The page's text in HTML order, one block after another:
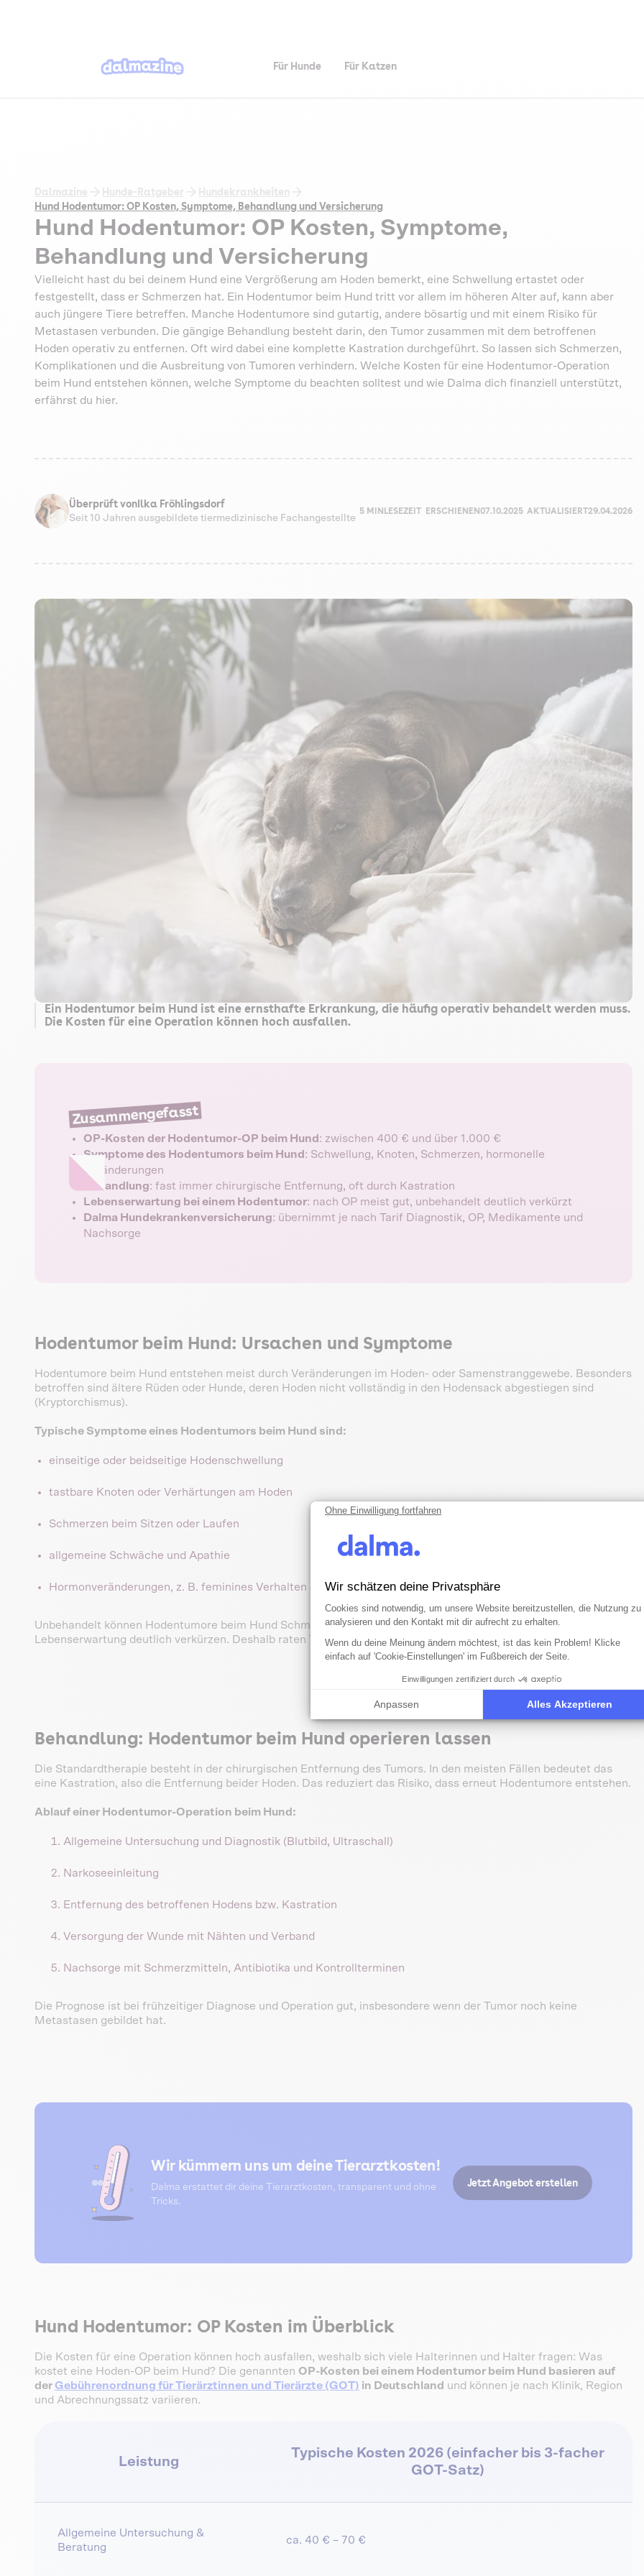
Für Hunde Für Katzen
Dalmazine Hunde-Ratgeber
Hundekrankheiten
Hund Hodentumor: OP Kosten, Symptome, Behandlung und Versicherung
Hund Hodentumor: OP Kosten, Symptome,
Behandlung und Versicherung
Vielleicht hast du bei deinem Hund eine Vergrößerung am Hoden bemerkt, eine Schwellung ertastet oder
festgestellt, dass er Schmerzen hat. Ein Hodentumor beim Hund tritt vor allem im höheren Alter auf, kann aber
auch jüngere Tiere betreffen. Manche Hodentumore sind gutartig, andere bösartig und mit einem Risiko für
Metastasen verbunden. Die gängige Behandlung besteht darin, den Tumor zusammen mit dem betroffenen
Hoden operativ zu entfernen. Oft wird dabei eine komplette Kastration durchgeführt. So lassen sich Schmerzen,
Komplikationen und die Ausbreitung von Tumoren verhindern. Welche Kosten für eine Hodentumor-Operation
beim Hund entstehen können, welche Symptome du beachten solltest und wie Dalma dich finanziell unterstützt,
erfährst du hier.
Überprüft von Ilka Fröhlingsdorf
Seit 10 Jahren ausgebildete tiermedizinische Fachangestellte
5 MIN LESEZEIT ERSCHIENEN07.10.2025 AKTUALISIERT29.04.2026
Ein Hodentumor beim Hund ist eine ernsthafte Erkrankung, die häufig operativ behandelt werden muss.
Die Kosten für eine Operation können hoch ausfallen.
Zusammengefasst
OP-Kosten der Hodentumor-OP beim Hund: zwischen 400 € und über 1.000 €
Symptome des Hodentumors beim Hund: Schwellung, Knoten, Schmerzen, hormonelle
Veränderungen
Behandlung: fast immer chirurgische Entfernung, oft durch Kastration
Lebenserwartung bei einem Hodentumor: nach OP meist gut, unbehandelt deutlich verkürzt
Dalma Hundekrankenversicherung: übernimmt je nach Tarif Diagnostik, OP, Medikamente und
Nachsorge
Hodentumor beim Hund: Ursachen und Symptome
Hodentumore beim Hund entstehen meist durch Veränderungen im Hoden- oder Samenstranggewebe. Besonders
betroffen sind ältere Rüden oder Hunde, deren Hoden nicht vollständig in den Hodensack abgestiegen sind
(Kryptorchismus).
Typische Symptome eines Hodentumors beim Hund sind:
einseitige oder beidseitige Hodenschwellung
tastbare Knoten oder Verhärtungen am Hoden
Schmerzen beim Sitzen oder Laufen
allgemeine Schwäche und Apathie
Hormonveränderungen, z. B. feminines Verhalten oder Fellveränderungen
Unbehandelt können Hodentumore beim Hund Schmerzen verursachen, Metastasen bilden und die
Lebenserwartung deutlich verkürzen. Deshalb raten Tierärztin oder Tierarzt fast immer zu einer Operation.
Behandlung: Hodentumor beim Hund operieren lassen
Die Standardtherapie besteht in der chirurgischen Entfernung des Tumors. In den meisten Fällen bedeutet das
eine Kastration, also die Entfernung beider Hoden. Das reduziert das Risiko, dass erneut Hodentumore entstehen.
Ablauf einer Hodentumor-Operation beim Hund:
Allgemeine Untersuchung und Diagnostik (Blutbild, Ultraschall)
Narkoseeinleitung
Entfernung des betroffenen Hodens bzw. Kastration
Versorgung der Wunde mit Nähten und Verband
Nachsorge mit Schmerzmitteln, Antibiotika und Kontrollterminen
Die Prognose ist bei frühzeitiger Diagnose und Operation gut, insbesondere wenn der Tumor noch keine
Metastasen gebildet hat.
Wir kümmern uns um deine Tierarztkosten!
Dalma erstattet dir deine Tierarztkosten, transparent und ohne
Tricks.
Jetzt Angebot erstellen
Hund Hodentumor: OP Kosten im Überblick
Die Kosten für eine Operation können hoch ausfallen, weshalb sich viele Halterinnen und Halter fragen: Was
kostet eine Hoden-OP beim Hund? Die genannten OP-Kosten bei einem Hodentumor beim Hund basieren auf
der Gebührenordnung für Tierärztinnen und Tierärzte (GOT) in Deutschland und können je nach Klinik, Region
und Abrechnungssatz variieren.
Leistung
Typische Kosten 2026 (einfacher bis 3-facher
GOT-Satz)
Allgemeine Untersuchung &
Beratung
ca. 40 € – 70 €
Ohne Einwilligung fortfahren
Wir schätzen deine Privatsphäre
Einwilligungsmanagementplattform:
Cookies sind notwendig, um unsere Website bereitzustellen, die Nutzung zu
analysieren und den Kontakt mit dir aufrecht zu erhalten.
Wenn du deine Meinung ändern möchtest, ist das kein Problem! Klicke
einfach auf 'Cookie-Einstellungen' im Fußbereich der Seite.
Einwilligungen zertifiziert durch
Anpassen Alles Akzeptieren